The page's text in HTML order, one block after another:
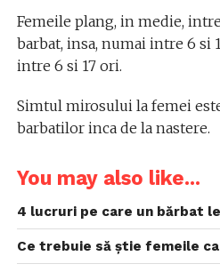
Femeile plang, in medie,
barbat, insa, numai intre 6 si
intre 6 si 17 ori.
Simtul mirosului la femei
barbatilor inca de la nastere.
You may also like...
4 lucruri pe care un bărbat
Ce trebuie să știe femeile